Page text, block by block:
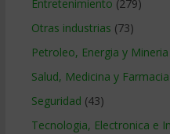
Entretenimiento (279)
Otras industrias (73)
Petroleo, Energia y Mineria
Salud, Medicina y Farmacia
Seguridad (43)
Tecnologia, Electronica e